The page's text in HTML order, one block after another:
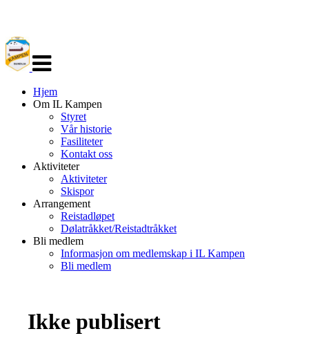
navigasjon
Hjem
Om IL Kampen
Styret
Vår historie
Fasiliteter
Kontakt oss
Aktiviteter
Aktiviteter
Skispor
Arrangement
Reistadløpet
Dølatråkket/Reistadtråkket
Bli medlem
Informasjon om medlemskap i IL Kampen
Bli medlem
Ikke publisert